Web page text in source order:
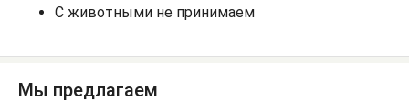
С животными не принимаем
Мы предлагаем